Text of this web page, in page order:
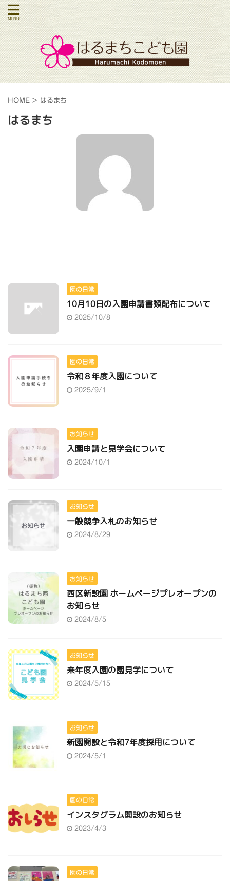
HOME > はるまち
はるまち
園の日常
10月10日の入園申請書類配布について
2025/10/8
園の日常
令和８年度入園について
2025/9/1
お知らせ
入園申請と見学会について
2024/10/1
お知らせ
一般競争入札のお知らせ
2024/8/29
お知らせ
西区新設園 ホームページプレオープンの
お知らせ
2024/8/5
お知らせ
来年度入園の園見学について
2024/5/15
お知らせ
新園開設と令和7年度採用について
2024/5/1
園の日常
インスタグラム開設のお知らせ
2023/4/3
園の日常